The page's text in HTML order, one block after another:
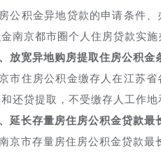
公积金异地贷款的申请条件
南京都市圈个人住房贷款实施
放宽异地购房提取住房公积金
市住房公积金缴存人在江苏
还贷提取，不受缴存人工作地
延长存量房住房公积金贷款最
京市存量房住房公积金贷款最